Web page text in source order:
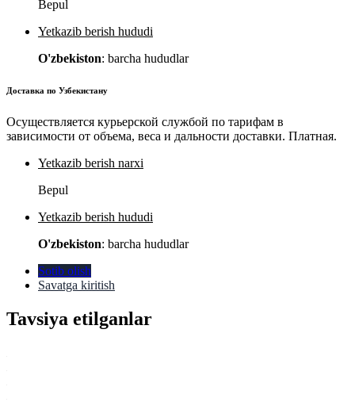
Bepul
Yetkazib berish hududi
O'zbekiston: barcha hududlar
Доставка по Узбекистану
Осуществляется курьерской службой по тарифам в
зависимости от объема, веса и дальности доставки. Платная.
Yetkazib berish narxi
Bepul
Yetkazib berish hududi
O'zbekiston: barcha hududlar
Sotib olish
Savatga kiritish
Tavsiya etilganlar